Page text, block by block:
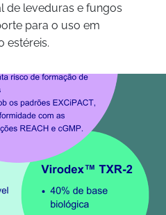
de leveduras e fungos
para o uso em
estéreis.